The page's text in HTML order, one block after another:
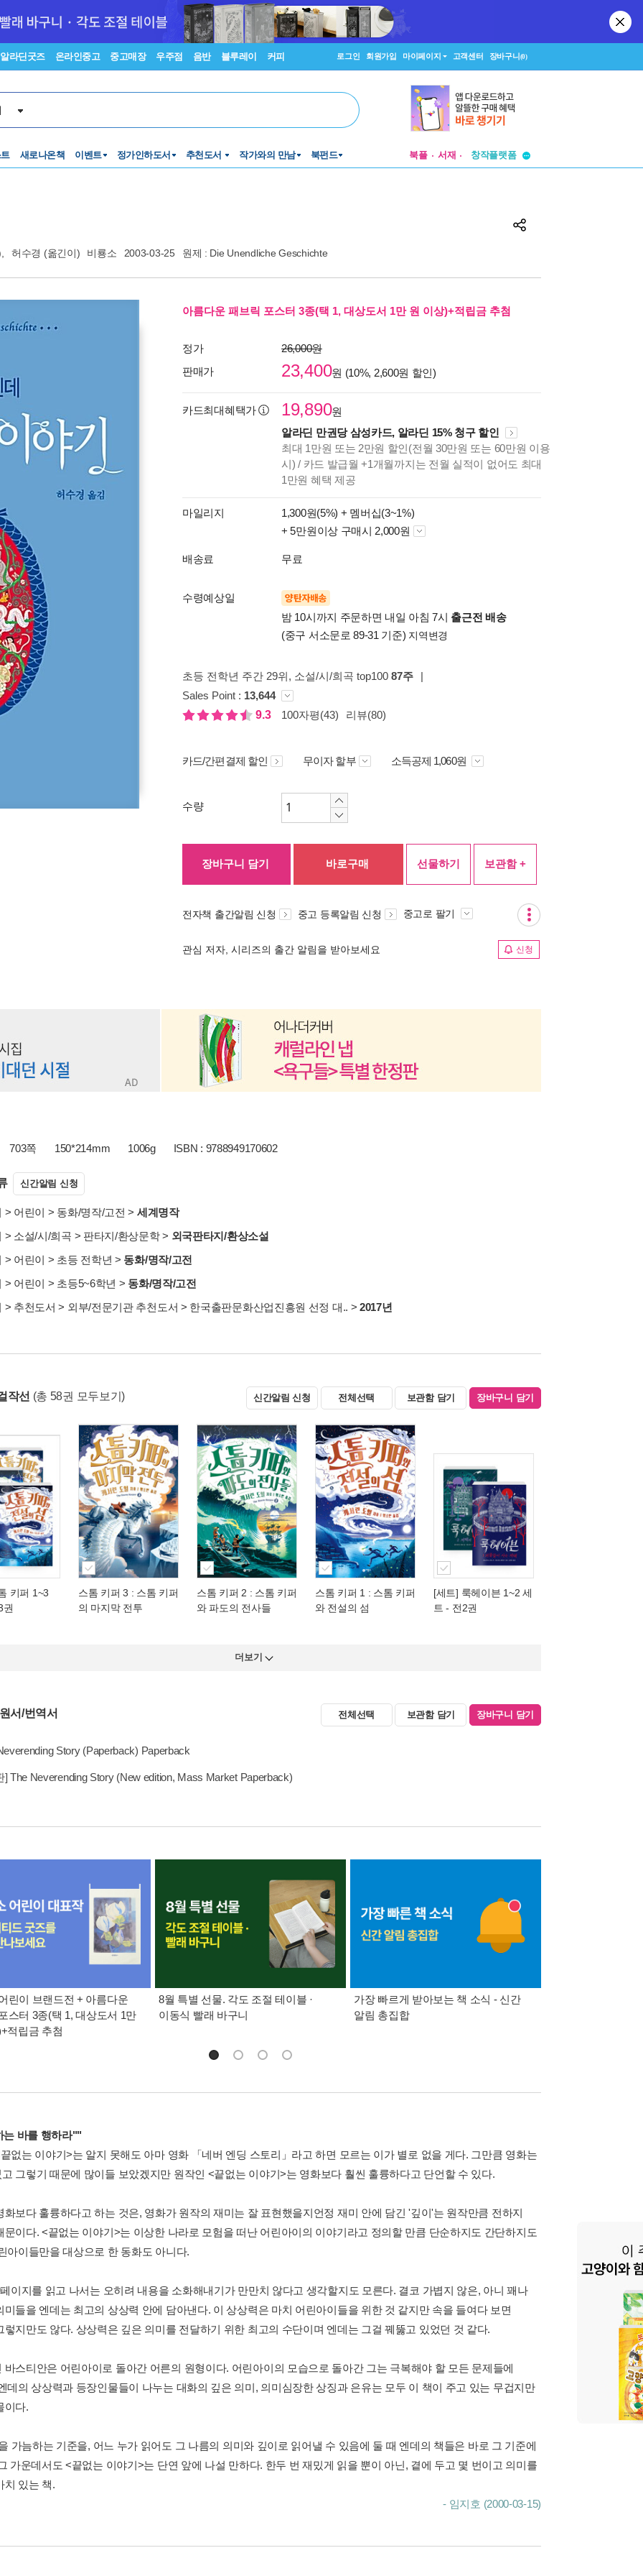
알라딘굿즈 온라인중고 중고매장 우주점 음반 블루레이 커피 로그인 회원가입 마이페이지 고객센터 장바구니(0)
새로나온책 이벤트 정가인하도서 추천도서 작가와의 만남 북펀드 북플 서재
투비컨티뉴드
투비컨티뉴드
허수경 (옮긴이) 비룡소 2003-03-25 원제 : Die Unendliche Geschichte
아름다운 패브릭 포스터 3종(택 1, 대상도서 1만 원 이상)+적립금 추첨
정가
26,000원
판매가
23,400원 (10%, 2,600원 할인)
카드최대혜택가 19,890원
알라딘 만권당 삼성카드, 알라딘 15% 청구 할인
최대 1만원 또는 2만원 할인(전월 30만원 또는 60만원 이용
시) / 카드 발급월 +1개월까지는 전월 실적이 없어도 최대
1만원 혜택 제공
마일리지 1,300원(5%) + 멤버십(3~1%)
+ 5만원이상 구매시 2,000원
배송료 무료
수령예상일 양탄자배송
밤 10시까지 주문하면 내일 아침 7시 출근전 배송
(중구 서소문로 89-31 기준) 지역변경
초등 전학년 주간 29위, 소설/시/희곡 top100 87주
|
Sales Point : 13,644
9.3
100자평(43) 리뷰(80)
카드/간편결제 할인 무이자 할부 소득공제 1,060원
수량
장바구니 담기 바로구매 선물하기 보관함 +
전자책 출간알림 신청 중고 등록알림 신청 중고로 팔기
관심 저자, 시리즈의 출간 알림을 받아보세요 신청
703쪽 150*214mm 1006g ISBN : 9788949170602
신간알림 신청
> 어린이 > 동화/명작/고전 > 세계명작
> 소설/시/희곡 > 판타지/환상문학> 외국판타지/환상소설
> 어린이 > 초등 전학년 > 동화/명작/고전
> 어린이 > 초등5~6학년 > 동화/명작/고전
> 추천도서 > 외부/전문기관 추천도서 > 한국출판문화산업진흥원 선정 대.. >2017년
작선 (총 58권 모두보기) 신간알림 신청 전체선택 보관함 담기 장바구니 담기
키퍼 1~3
권
스톰 키퍼 3 : 스톰 키퍼
의 마지막 전투
스톰 키퍼 2 : 스톰 키퍼
와 파도의 전사들
스톰 키퍼 1 : 스톰 키퍼
와 전설의 섬
[세트] 룩헤이븐 1~2 세
트 - 전2권
더보기
서/번역서 전체선택 보관함 담기 장바구니 담기
Story (Paperback) Paperback
] The Neverending Story (New edition, Mass Market Paperback)
린이 브랜드전 + 아름다운
스터 3종(택 1, 대상도서 1만
적립금 추첨
8월 특별 선물. 각도 조절 테이블 ·
이동식 빨래 바구니
가장 빠르게 받아보는 책 소식 - 신간
알림 총집합
바를 행하라""
없는 이야기>는 알지 못해도 아마 영화 「네버 엔딩 스토리」라고 하면 모르는 이가 별로 없을 게다. 그만큼 영화는
그렇기 때문에 많이들 보았겠지만 원작인 <끝없는 이야기>는 영화보다 훨씬 훌륭하다고 단언할 수 있다.
화보다 훌륭하다고 하는 것은, 영화가 원작의 재미는 잘 표현했을지언정 재미 안에 담긴 '깊이'는 원작만큼 전하지
문이다. <끝없는 이야기>는 이상한 나라로 모험을 떠난 어린아이의 이야기라고 정의할 만큼 단순하지도 간단하지도
아이들만을 대상으로 한 동화도 아니다.
이지를 읽고 나서는 오히려 내용을 소화해내기가 만만치 않다고 생각할지도 모른다. 결코 가볍지 않은, 아니 꽤나
미들을 엔데는 최고의 상상력 안에 담아낸다. 이 상상력은 마치 어린아이들을 위한 것 같지만 속을 들여다 보면
렇지만도 않다. 상상력은 깊은 의미를 전달하기 위한 최고의 수단이며 엔데는 그걸 꿰뚫고 있었던 것 같다.
바스티안은 어린아이로 돌아간 어른의 원형이다. 어린아이의 모습으로 돌아간 그는 극복해야 할 모든 문제들에
데의 상상력과 등장인물들이 나누는 대화의 깊은 의미, 의미심장한 상징과 은유는 모두 이 책이 주고 있는 무겁지만
이다.
가늠하는 기준을, 어느 누가 읽어도 그 나름의 의미와 깊이로 읽어낼 수 있음에 둘 때 엔데의 책들은 바로 그 기준에
가운데서도 <끝없는 이야기>는 단연 앞에 나설 만하다. 한두 번 재밌게 읽을 뿐이 아닌, 곁에 두고 몇 번이고 의미를
치 있는 책.
- 임지호 (2000-03-15)